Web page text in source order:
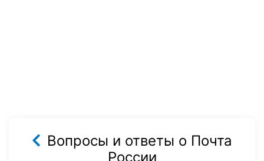
Вопросы и ответы о Почта
России